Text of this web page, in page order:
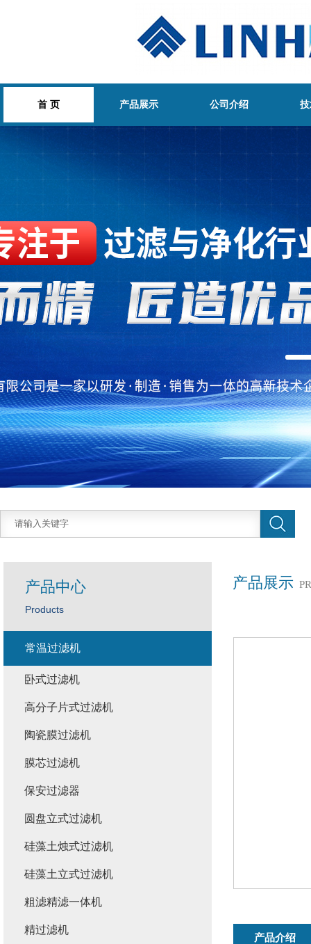
首 页 产品展示 公司介绍
产品展示
产品介绍
产品中心
Products
常温过滤机
卧式过滤机
高分子片式过滤机
陶瓷膜过滤机
膜芯过滤机
保安过滤器
圆盘立式过滤机
硅藻土烛式过滤机
硅藻土立式过滤机
粗滤精滤一体机
精过滤机